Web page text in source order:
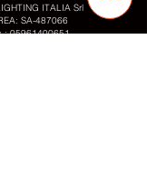
ITALIA Srl
SA-487066
05961400651